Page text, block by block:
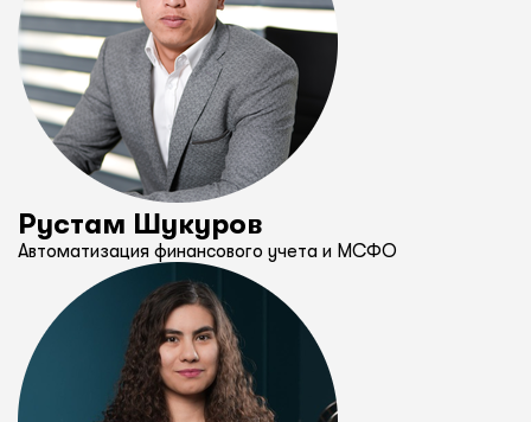
Рустам Шукуров
Автоматизация финансового учета и МСФО